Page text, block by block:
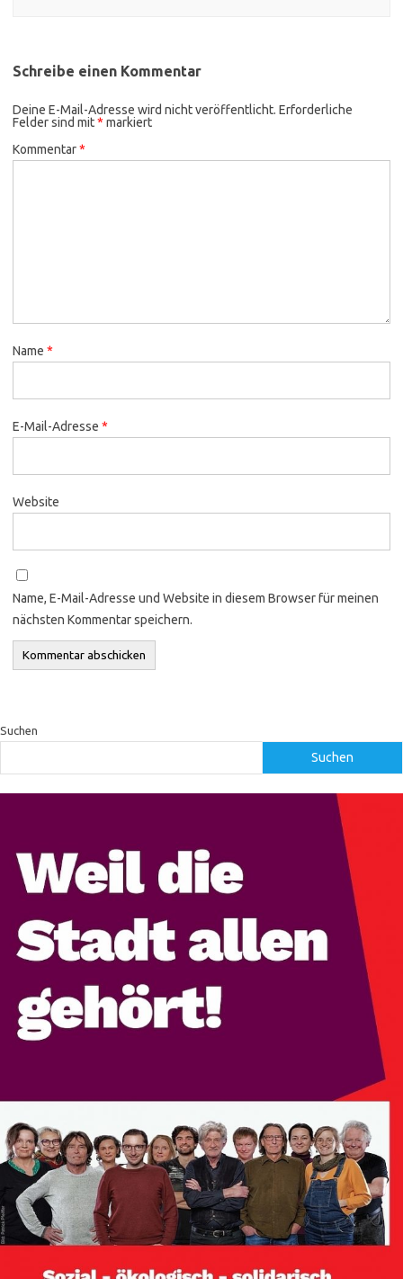
Schreibe einen Kommentar
Deine E-Mail-Adresse wird nicht veröffentlicht. Erforderliche
Felder sind mit* markiert
Kommentar*
Name *
E-Mail-Adresse *
Website
Name, E-Mail-Adresse und Website in diesem Browser für meinen
nächsten Kommentar speichern.
Suchen
Suchen